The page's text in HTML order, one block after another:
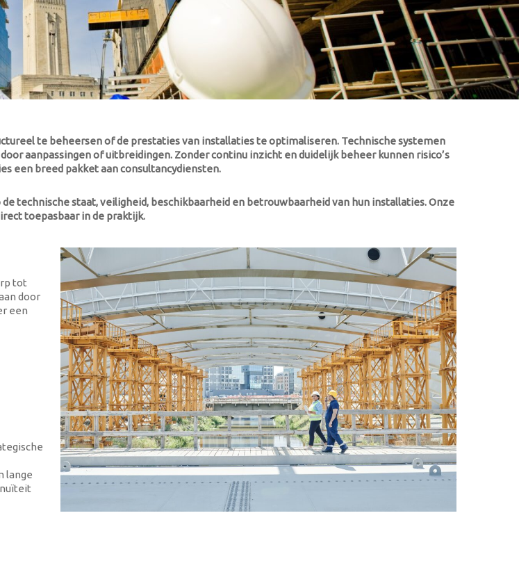
te beheersen of de prestaties van installaties te optimaliseren. Technische systemen
aanpassingen of uitbreidingen. Zonder continu inzicht en duidelijk beheer kunnen risico’s
een breed pakket aan consultancydiensten.
technische staat, veiligheid, beschikbaarheid en betrouwbaarheid van hun installaties. Onze
toepasbaar in de praktijk.
tot
door
een
lange